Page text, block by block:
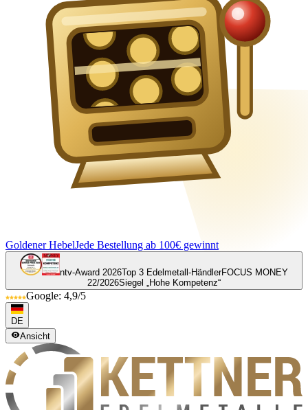
Goldener HebelJede Bestellung ab 100€ gewinnt
ntv-Award 2026Top 3 Edelmetall-HändlerFOCUS MONEY
22/2026Siegel „Hohe Kompetenz“
Google: 4,9/5
DE
Ansicht